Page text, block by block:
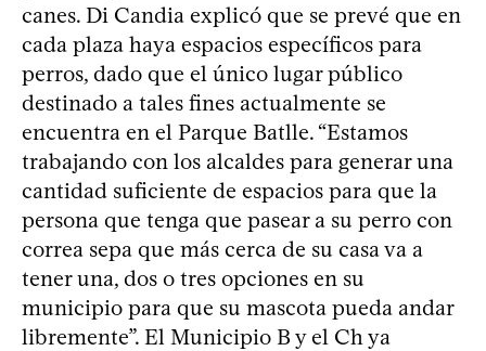
canes. Di Candia explicó que se prevé que en
cada plaza haya espacios específicos para
perros, dado que el único lugar público
destinado a tales fines actualmente se
encuentra en el Parque Batlle. “Estamos
trabajando con los alcaldes para generar una
cantidad suficiente de espacios para que la
persona que tenga que pasear a su perro con
correa sepa que más cerca de su casa va a
tener una, dos o tres opciones en su
municipio para que su mascota pueda andar
libremente”. El Municipio B y el Ch ya